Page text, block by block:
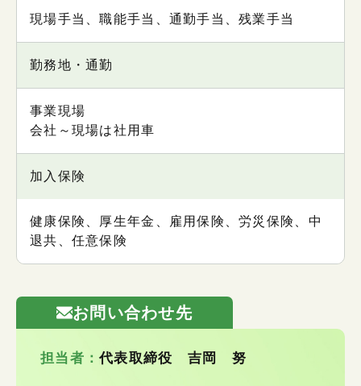
現場手当、職能手当、通勤手当、残業手当
勤務地・通勤
事業現場
会社～現場は社用車
加入保険
健康保険、厚生年金、雇用保険、労災保険、中
退共、任意保険
お問い合わせ先
担当者：代表取締役 吉岡 努